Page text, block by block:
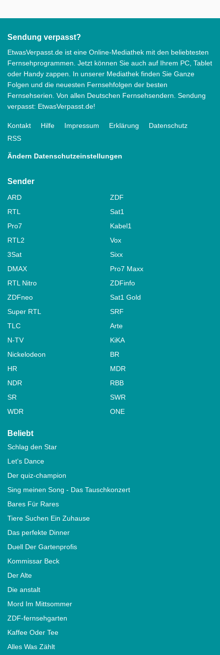
Sendung verpasst?
EtwasVerpasst.de ist eine Online-Mediathek mit den beliebtesten
Fernsehprogrammen. Jetzt können Sie auch auf Ihrem PC, Tablet
oder Handy zappen. In unserer Mediathek finden Sie Ganze
Folgen und die neuesten Fernsehfolgen der besten
Fernsehserien. Von allen Deutschen Fernsehsendern. Sendung
verpasst: EtwasVerpasst.de!
Kontakt Hilfe Impressum Erklärung
Datenschutz
RSS
Ändern Datenschutzeinstellungen
Sender
ARD
ZDF
RTL
Sat1
Pro7
Kabel1
RTL2
Vox
3Sat
Sixx
DMAX
Pro7 Maxx
RTL Nitro
ZDFinfo
ZDFneo
Sat1 Gold
Super RTL
SRF
TLC
Arte
N-TV
KiKA
Nickelodeon
BR
HR
MDR
NDR
RBB
SR
SWR
WDR
ONE
Beliebt
Schlag den Star
Let's Dance
Der quiz-champion
Sing meinen Song - Das Tauschkonzert
Bares Für Rares
Tiere Suchen Ein Zuhause
Das perfekte Dinner
Duell Der Gartenprofis
Kommissar Beck
Der Alte
Die anstalt
Mord Im Mittsommer
ZDF-fernsehgarten
Kaffee Oder Tee
Alles Was Zählt